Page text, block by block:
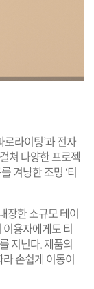
라이팅’과 전자
쳐 다양한 프로젝
겨냥한 조명 ‘티
장한 소규모 테이
용자에게도 티
지닌다. 제품의
손쉽게 이동이